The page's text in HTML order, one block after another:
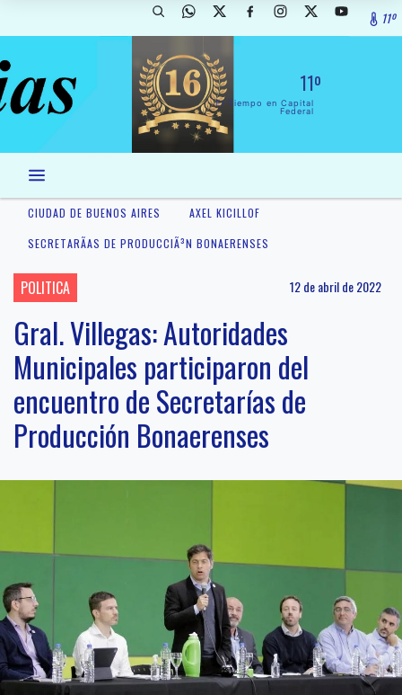
11º
11º
El Tiempo en Capital
Federal
CIUDAD DE BUENOS AIRES
AXEL KICILLOF
SECRETARÃ­AS DE PRODUCCIÃ³N BONAERENSES
POLITICA 12 de abril de 2022
Gral. Villegas: Autoridades
Municipales participaron del
encuentro de Secretarías de
Producción Bonaerenses